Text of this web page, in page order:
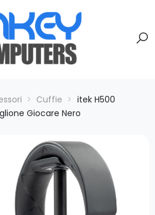
Cuffie
itek H500
Giocare Nero